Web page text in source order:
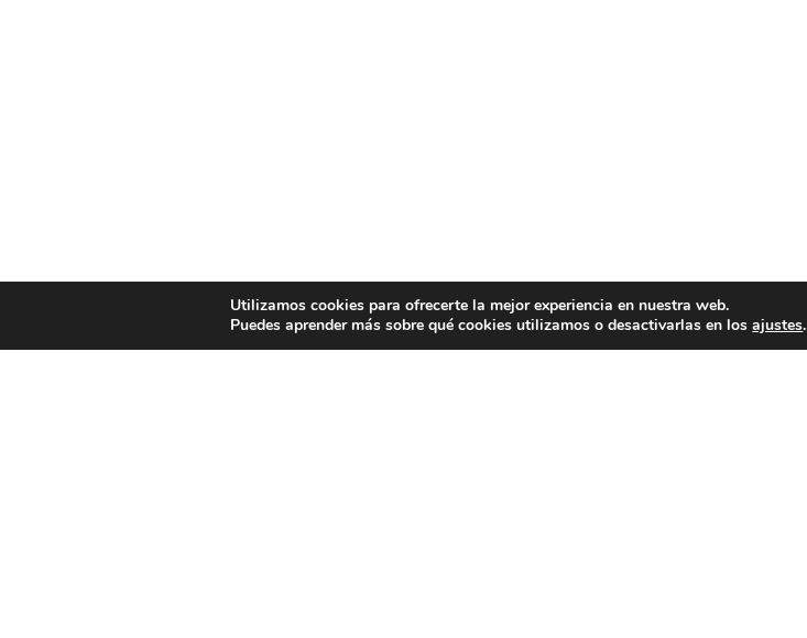
Utilizamos cookies para ofrecerte la mejor experiencia en nuestra web.
Puedes aprender más sobre qué cookies utilizamos o desactivarlas en losajustes.